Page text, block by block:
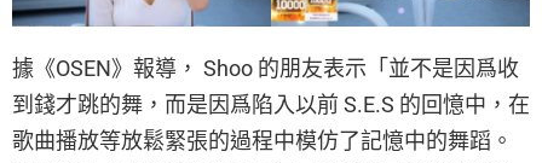
據《OSEN》報導， Shoo 的朋友表示「並不是因爲收
到錢才跳的舞，而是因爲陷入以前 S.E.S 的回憶中，在
歌曲播放等放鬆緊張的過程中模仿了記憶中的舞蹈。